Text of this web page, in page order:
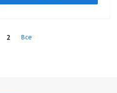
2 Все